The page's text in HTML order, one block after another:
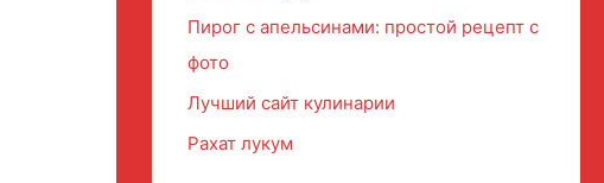
Пирог с апельсинами: простой рецепт с
фото
Лучший сайт кулинарии
Рахат лукум